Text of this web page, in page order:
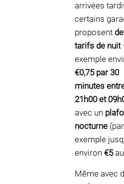
arrivées
certains
proposent
tarifs de nuit
exemple
€0,75 par 30
minutes
21h00 et
avec un
nocturne (par
exemple
environ €5
Même avec